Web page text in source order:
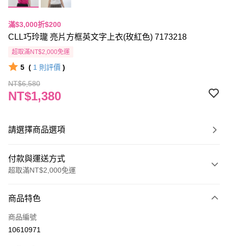
滿$3,000折$200
CLL巧玲瓏 亮片方框英文字上衣(玫紅色) 7173218
超取滿NT$2,000免運
5 ( 1 則評價 )
NT$6,580
NT$1,380
請選擇商品選項
付款與運送方式
超取滿NT$2,000免運
信用卡一次付款
信用卡分期付款
商品特色
商品編號
10610971